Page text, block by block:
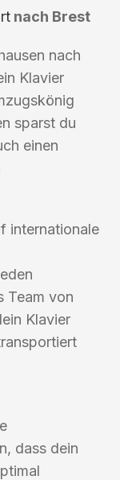
nach Brest
nach
Klavier
sparst du
einen
internationale
Team von
Klavier
dass dein